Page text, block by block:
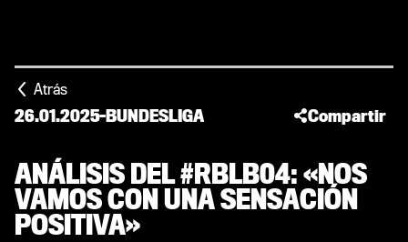
Atrás
26.01.2025-BUNDESLIGA Compartir
ANÁLISIS DEL #RBLB04: «NOS
VAMOS CON UNA SENSACIÓN
POSITIVA»